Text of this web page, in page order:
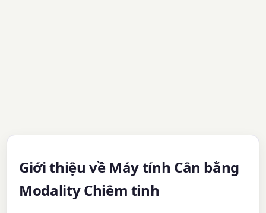
Giới thiệu về Máy tính Cân bằng
Modality Chiêm tinh